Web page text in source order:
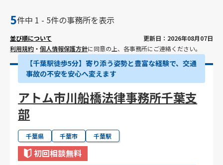
5件中 1 - 5件の事務所を表示
並び順について
更新日：2026年08月07日
利用規約 ・個人情報保護方針に同意の上、各事務所にご連絡ください。
【千葉駅徒歩5分】寄り添う姿勢と豊富な経験で、交通
事故の不安を安心へ変えます
アトム市川船橋法律事務所千葉支
部
千葉県 千葉市 千葉駅
初回相談無料